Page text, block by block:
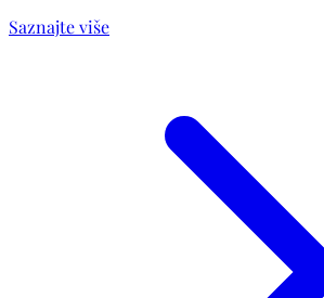
Saznajte više